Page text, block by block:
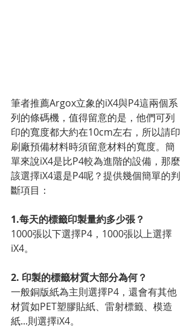
筆者推薦Argox立象的iX4與P4這兩個系
列的條碼機，值得留意的是，他們可列
印的寬度都大約在10cm左右，所以請印
刷廠預備材料時須留意材料的寬度。簡
單來說iX4是比P4較為進階的設備，那麼
該選擇iX4還是P4呢？提供幾個簡單的判
斷項目：
1.每天的標籤印製量約多少張？
1000張以下選擇P4，1000張以上選擇
iX4。
2. 印製的標籤材質大部分為何？
一般銅版紙為主則選擇P4，還會有其他
材質如PET塑膠貼紙、雷射標籤、模造
紙...則選擇iX4。